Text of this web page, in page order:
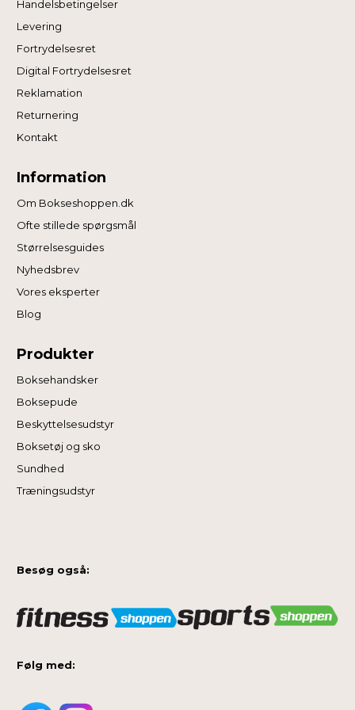
Handelsbetingelser
Levering
Fortrydelsesret
Digital Fortrydelsesret
Reklamation
Returnering
Kontakt
Information
Om Bokseshoppen.dk
Ofte stillede spørgsmål
Størrelsesguides
Nyhedsbrev
Vores eksperter
Blog
Produkter
Boksehandsker
Boksepude
Beskyttelsesudstyr
Boksetøj og sko
Sundhed
Træningsudstyr
Besøg også:
Følg med: